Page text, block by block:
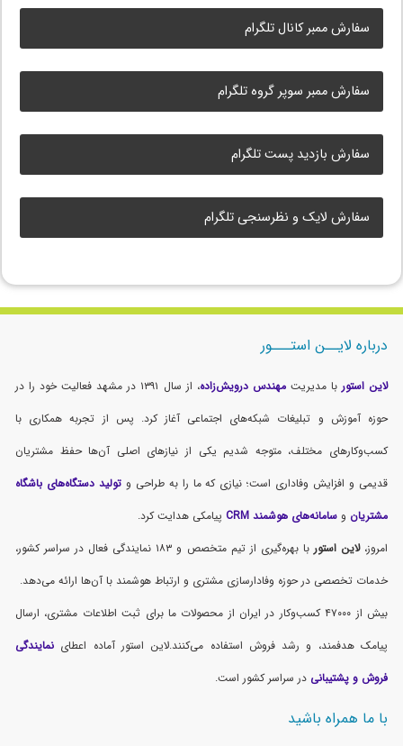
سفارش ممبر کانال تلگرام
سفارش ممبر سوپر گروه تلگرام
سفارش بازدید پست تلگرام
سفارش لایک و نظرسنجی تلگرام